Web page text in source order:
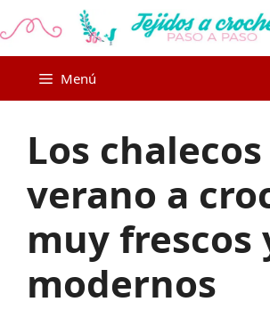
al
Menú
Los
verano a
muy frescos
modernos